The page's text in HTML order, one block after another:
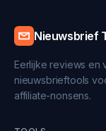
Nieuwsbrief
Eerlijke reviews en
nieuwsbrieftools
affiliate-nonsens.